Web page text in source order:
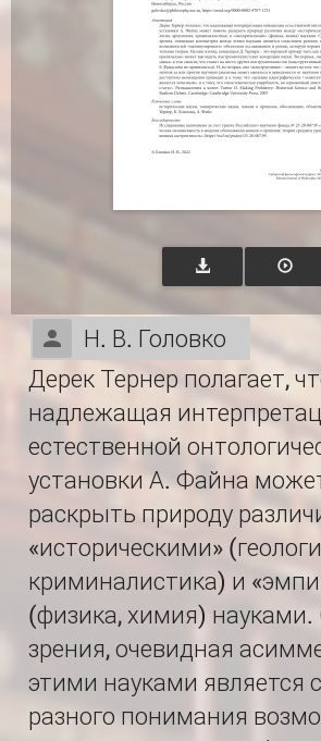
Н. В. Головко
Дерек Тернер полагает,
надлежащая
естественной
установки А. Файна
раскрыть природу
«историческими»
криминалистика) и
(физика, химия) науками.
зрения, очевидная
этими науками является
разного понимания